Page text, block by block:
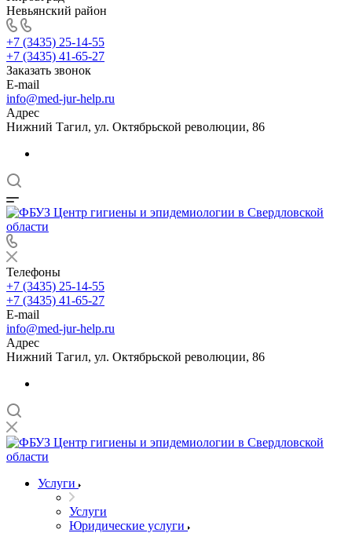
Невьянский район
+7 (3435) 25-14-55
+7 (3435) 41-65-27
Заказать звонок
E-mail
info@med-jur-help.ru
Адрес
Нижний Тагил, ул. Октябрьской революции, 86
Телефоны
+7 (3435) 25-14-55
+7 (3435) 41-65-27
E-mail
info@med-jur-help.ru
Адрес
Нижний Тагил, ул. Октябрьской революции, 86
Услуги
Услуги
Юридические услуги